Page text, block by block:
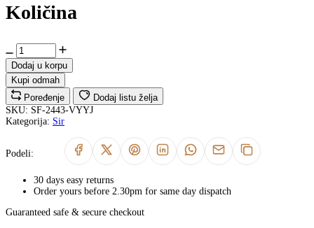
Količina
Dodaj u korpu
Kupi odmah
Poređenje
Dodaj listu želja
SKU: SF-2443-VYYJ
Kategorija: Sir
Podeli:
30 days easy returns
Order yours before 2.30pm for same day dispatch
Guaranteed safe & secure checkout